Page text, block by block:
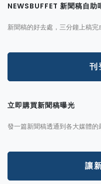
NEWSBUFFET 新聞稿自助
新聞稿的好去處，三分鐘上稿完
刊
立即購買新聞稿曝光
發一篇新聞稿透通到各大媒體的
讓